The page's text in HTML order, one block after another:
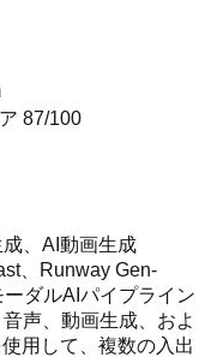
87/100
、AI動画生成
、Runway Gen-
ダルAIパイプライン
声、動画生成、およ
用して、複数の入出